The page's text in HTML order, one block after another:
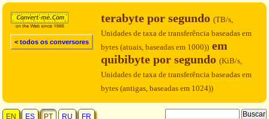
< todos os conversores
terabyte por segundo (TB/s,
Unidades de taxa de transferência baseadas em
bytes (atuais, baseadas em 1000)) em
quibibyte por segundo (KiB/s,
Unidades de taxa de transferência baseadas em
bytes (antigas, baseadas em 1024))
EN ES PT RU FR